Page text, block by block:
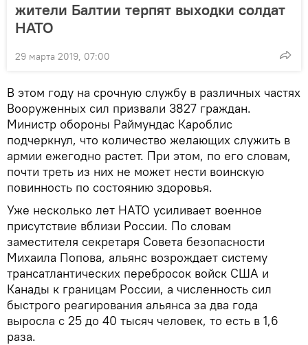
жители Балтии терпят выходки солдат
НАТО
29 марта 2019, 07:00
В этом году на срочную службу в различных частях
Вооруженных сил призвали 3827 граждан.
Министр обороны Раймундас Кароблис
подчеркнул, что количество желающих служить в
армии ежегодно растет. При этом, по его словам,
почти треть из них не может нести воинскую
повинность по состоянию здоровья.
Уже несколько лет НАТО усиливает военное
присутствие вблизи России. По словам
заместителя секретаря Совета безопасности
Михаила Попова, альянс возрождает систему
трансатлантических перебросок войск США и
Канады к границам России, а численность сил
быстрого реагирования альянса за два года
выросла с 25 до 40 тысяч человек, то есть в 1,6
раза.